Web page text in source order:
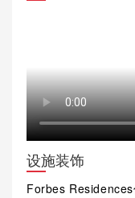
设施装饰
Forbes